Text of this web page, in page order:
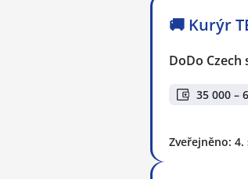
🚚 Kurýr
DoDo Czech
35 000 –
Zveřejněno: 4.